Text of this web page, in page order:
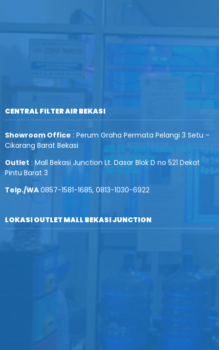
CENTRAL FILTER AIR BEKASI
Showroom Office : Perum Graha Permata Pelangi 3 Setu –
Cikarang Barat Bekasi
Outlet : Mall Bekasi Junction Lt. Dasar Blok D no 521 Dekat
Pintu Barat 3
Telp./WA 0857-1581-1685, 0813-1030-6922
LOKASI OUTLET MALL BEKASI JUNCTION